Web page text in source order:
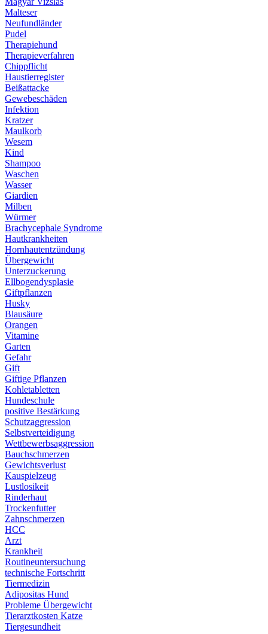
Malteser
Neufundländer
Pudel
Therapiehund
Therapieverfahren
Chippflicht
Haustierregister
Beißattacke
Gewebeschäden
Infektion
Kratzer
Maulkorb
Wesem
Kind
Shampoo
Waschen
Wasser
Giardien
Milben
Würmer
Brachycephale Syndrome
Hautkrankheiten
Hornhautentzündung
Übergewicht
Unterzuckerung
Ellbogendysplasie
Giftpflanzen
Husky
Blausäure
Orangen
Vitamine
Garten
Gefahr
Gift
Giftige Pflanzen
Kohletabletten
Hundeschule
positive Bestärkung
Schutzaggression
Selbstverteidigung
Wettbewerbsaggression
Bauchschmerzen
Gewichtsverlust
Kauspielzeug
Lustlosikeit
Rinderhaut
Trockenfutter
Zahnschmerzen
HCC
Arzt
Krankheit
Routineuntersuchung
technische Fortschritt
Tiermedizin
Adipositas Hund
Probleme Übergewicht
Tierarztkosten Katze
Tiergesundheit